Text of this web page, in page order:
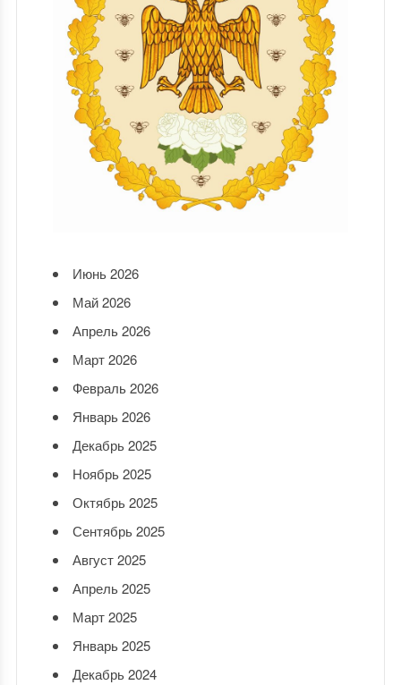
Июнь 2026
Май 2026
Апрель 2026
Март 2026
Февраль 2026
Январь 2026
Декабрь 2025
Ноябрь 2025
Октябрь 2025
Сентябрь 2025
Август 2025
Апрель 2025
Март 2025
Январь 2025
Декабрь 2024